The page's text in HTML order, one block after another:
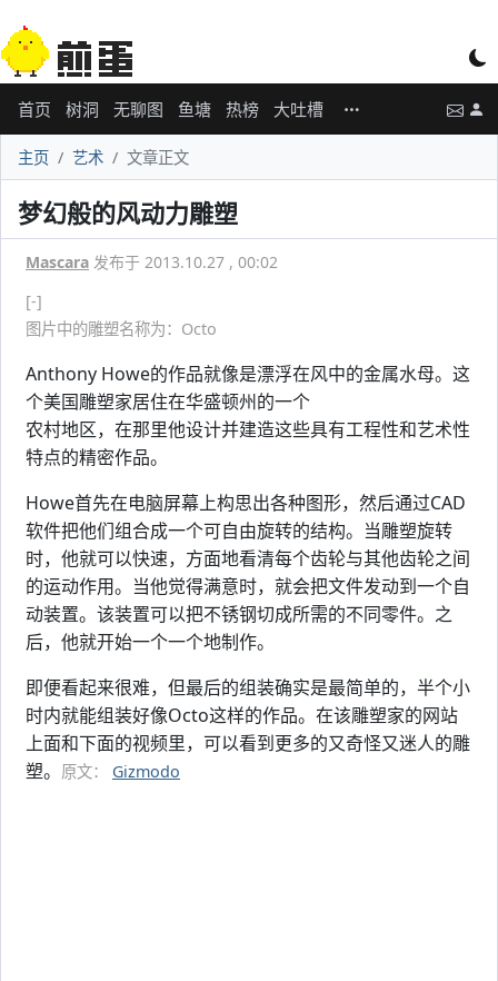
首页 树洞 无聊图 鱼塘 热榜 大吐槽
主页 艺术 文章正文
梦幻般的风动力雕塑
Mascara 发布于 2013.10.27 , 00:02
[-]
图片中的雕塑名称为：Octo
Anthony Howe的作品就像是漂浮在风中的金属水母。这
个美国雕塑家居住在华盛顿州的一个
农村地区，在那里他设计并建造这些具有工程性和艺术性
特点的精密作品。
Howe首先在电脑屏幕上构思出各种图形，然后通过CAD
软件把他们组合成一个可自由旋转的结构。当雕塑旋转
时，他就可以快速，方面地看清每个齿轮与其他齿轮之间
的运动作用。当他觉得满意时，就会把文件发动到一个自
动装置。该装置可以把不锈钢切成所需的不同零件。之
后，他就开始一个一个地制作。
即便看起来很难，但最后的组装确实是最简单的，半个小
时内就能组装好像Octo这样的作品。在该雕塑家的网站
上面和下面的视频里，可以看到更多的又奇怪又迷人的雕
塑。 原文： Gizmodo